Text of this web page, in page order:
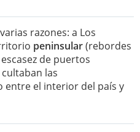
razones: a Los
peninsular(rebordes
de puertos
las
entre el interior del país y